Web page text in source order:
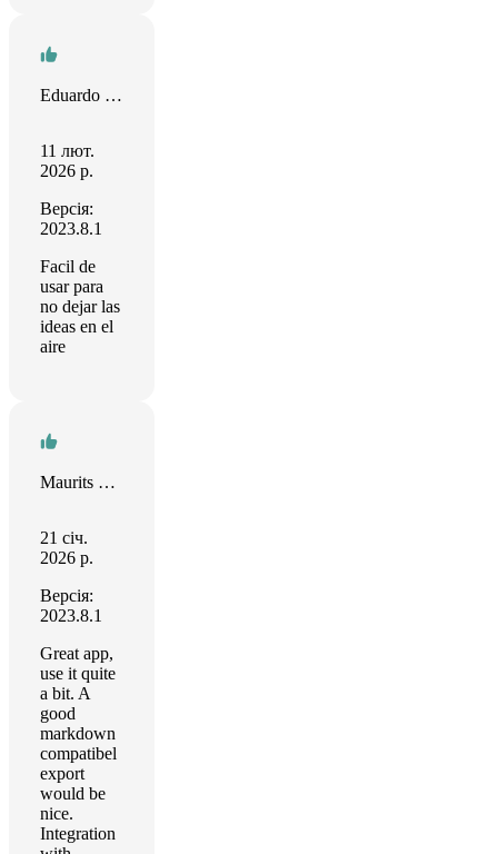
Eduardo Rivera
11 лют.
2026 р.
Версія:
2023.8.1
Facil de
usar para
no dejar las
ideas en el
aire
Maurits Doorn
21 січ.
2026 р.
Версія:
2023.8.1
Great app,
use it quite
a bit. A
good
markdown
compatibel
export
would be
nice.
Integration